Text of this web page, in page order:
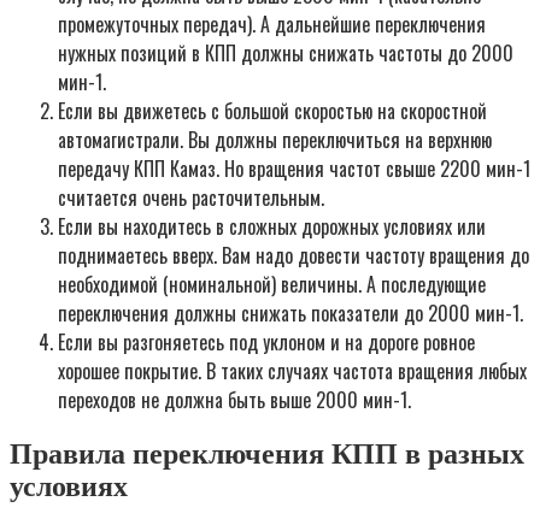
промежуточных передач). А дальнейшие переключения
нужных позиций в КПП должны снижать частоты до 2000
мин-1.
Если вы движетесь с большой скоростью на скоростной
автомагистрали. Вы должны переключиться на верхнюю
передачу КПП Камаз. Но вращения частот свыше 2200 мин-1
считается очень расточительным.
Если вы находитесь в сложных дорожных условиях или
поднимаетесь вверх. Вам надо довести частоту вращения до
необходимой (номинальной) величины. А последующие
переключения должны снижать показатели до 2000 мин-1.
Если вы разгоняетесь под уклоном и на дороге ровное
хорошее покрытие. В таких случаях частота вращения любых
переходов не должна быть выше 2000 мин-1.
Правила переключения КПП в разных
условиях